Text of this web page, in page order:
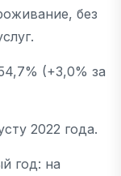
без
(+3,0% за
2022 года.
год: на